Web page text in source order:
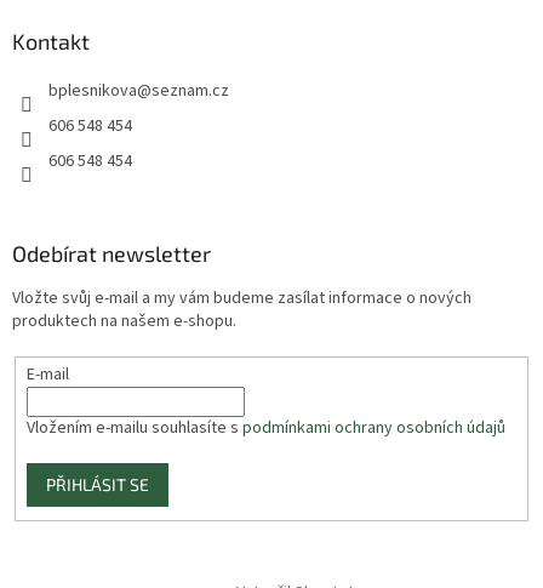
Kontakt
bplesnikova@seznam.cz
606 548 454
606 548 454
Odebírat newsletter
Vložte svůj e-mail a my vám budeme zasílat informace o nových
produktech na našem e-shopu.
E-mail
Vložením e-mailu souhlasíte s podmínkami ochrany osobních údajů
PŘIHLÁSIT SE